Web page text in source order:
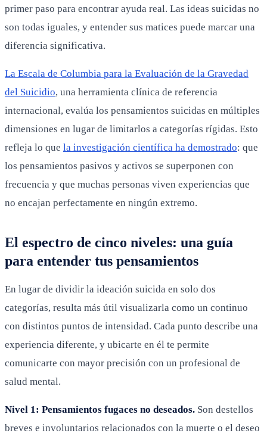
primer paso para encontrar ayuda real. Las ideas suicidas no
son todas iguales, y entender sus matices puede marcar una
diferencia significativa.
La Escala de Columbia para la Evaluación de la Gravedad
del Suicidio, una herramienta clínica de referencia
internacional, evalúa los pensamientos suicidas en múltiples
dimensiones en lugar de limitarlos a categorías rígidas. Esto
refleja lo que la investigación científica ha demostrado: que
los pensamientos pasivos y activos se superponen con
frecuencia y que muchas personas viven experiencias que
no encajan perfectamente en ningún extremo.
El espectro de cinco niveles: una guía
para entender tus pensamientos
En lugar de dividir la ideación suicida en solo dos
categorías, resulta más útil visualizarla como un continuo
con distintos puntos de intensidad. Cada punto describe una
experiencia diferente, y ubicarte en él te permite
comunicarte con mayor precisión con un profesional de
salud mental.
Nivel 1: Pensamientos fugaces no deseados. Son destellos
breves e involuntarios relacionados con la muerte o el deseo